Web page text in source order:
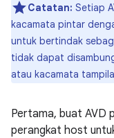
Catatan: Setiap
kacamata pintar
untuk bertindak
tidak dapat
atau kacamata
Pertama, buat AVD
perangkat host